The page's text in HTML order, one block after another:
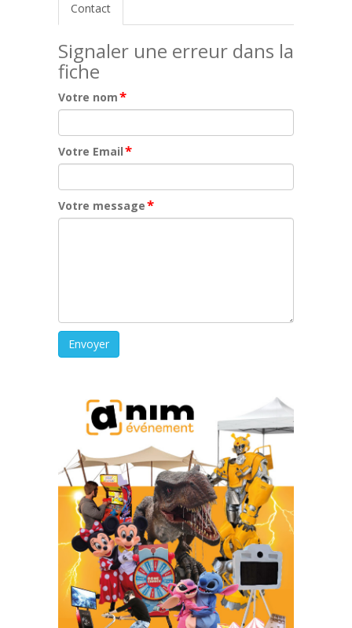
Contact
Signaler une erreur dans la
fiche
Votre nom*
Votre Email*
Votre message*